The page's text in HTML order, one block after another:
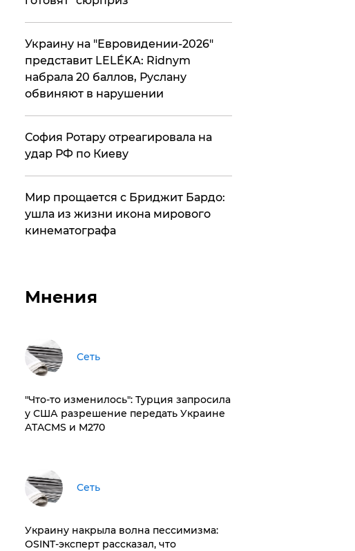
Украину на "Евровидении-2026"
представит LELÉKA: Ridnym
набрала 20 баллов, Руслану
обвиняют в нарушении
София Ротару отреагировала на
удар РФ по Киеву
Мир прощается с Бриджит Бардо:
ушла из жизни икона мирового
кинематографа
Мнения
Сеть
​"Что-то изменилось": Турция запросила
у США разрешение передать Украине
ATACMS и M270
Сеть
​Украину накрыла волна пессимизма:
OSINT-эксперт рассказал, что